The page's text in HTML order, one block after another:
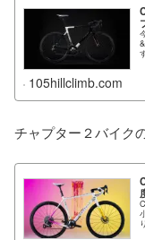
105hillclimb.com
チャプター２バイク